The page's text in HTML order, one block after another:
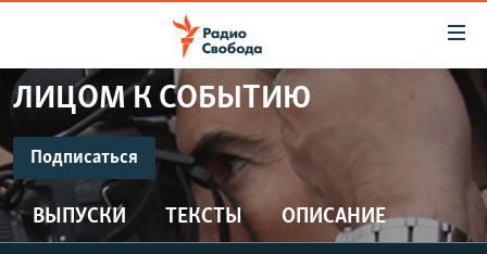
упрощенного
доступа
Вернуться
к
основному
содержанию
ПРОГРАММЫ
ПОДКАСТЫ
АВТОРСКИЕ ПРОЕКТЫ
ЦИТАТЫ СВОБОДЫ
ЛИЦОМ К СОБЫТИЮ
Подписаться
ПОДПИСАТЬСЯ
ВЫПУСКИ ТЕКСТЫ ОПИСАНИЕ